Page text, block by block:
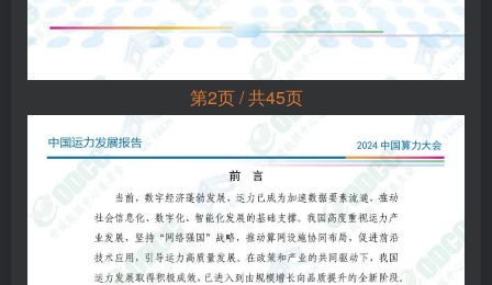
第2页 / 共45页